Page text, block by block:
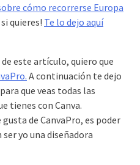
cómo recorrerse Europa
quieres! Te lo dejo aquí
este artículo, quiero que
A continuación te dejo
que veas todas las
tienes con Canva.
de CanvaPro, es poder
yo una diseñadora